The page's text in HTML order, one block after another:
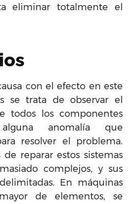
eliminar totalmente el
con el efecto en este
se trata de observar el
todos los componentes
anomalía que
resolver el problema.
reparar estos sistemas
complejos, y sus
En máquinas
de elementos, se